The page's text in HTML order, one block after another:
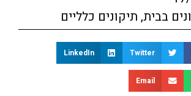
בבית, תיקונים כלליים
Twitter
LinkedIn
Email